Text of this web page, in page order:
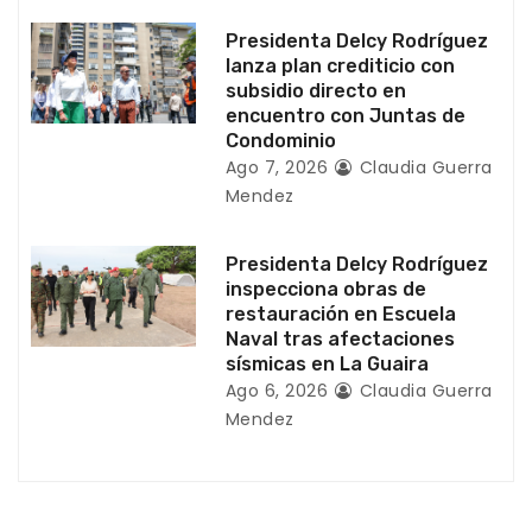
a
d
a
Presidenta Delcy Rodríguez
lanza plan crediticio con
subsidio directo en
encuentro con Juntas de
Condominio
Ago 7, 2026
Claudia Guerra
Mendez
Presidenta Delcy Rodríguez
inspecciona obras de
restauración en Escuela
Naval tras afectaciones
sísmicas en La Guaira
Ago 6, 2026
Claudia Guerra
Mendez